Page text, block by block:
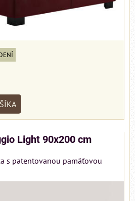
Light 90x200 cm
s patentovanou pamäťovou